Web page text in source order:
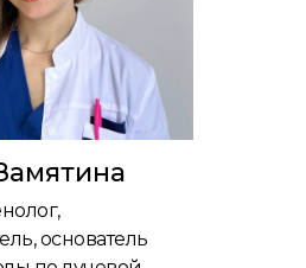
основатель